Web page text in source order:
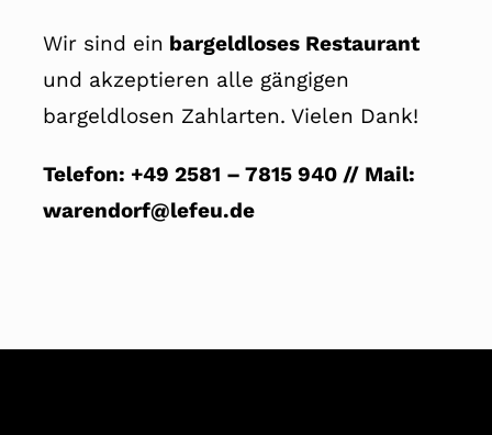
Wir sind ein bargeldloses Restaurant
und akzeptieren alle gängigen
bargeldlosen Zahlarten. Vielen Dank!
Telefon: +49 2581 – 7815 940 // Mail:
warendorf@lefeu.de